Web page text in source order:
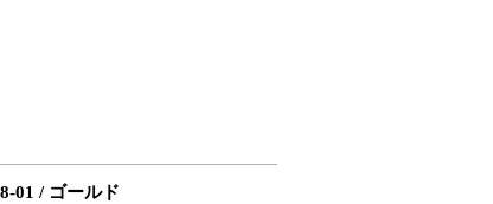
01 / ゴールド